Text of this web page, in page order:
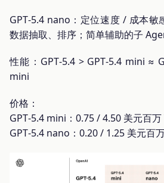
GPT‑5.4 nano：定位速度 / 成本敏
数据抽取、排序；简单辅助的子
性能：GPT‑5.4 > GPT‑5.4 mini ≈
mini
价格：
GPT‑5.4 mini：0.75 / 4.50 美元百
GPT‑5.4 nano：0.20 / 1.25 美元百